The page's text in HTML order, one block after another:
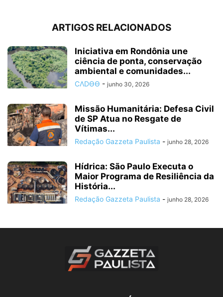
ARTIGOS RELACIONADOS
Iniciativa em Rondônia une
ciência de ponta, conservação
ambiental e comunidades...
CΛDӨӨ - junho 30, 2026
Missão Humanitária: Defesa Civil
de SP Atua no Resgate de
Vítimas...
Redação Gazzeta Paulista - junho 28, 2026
Hídrica: São Paulo Executa o
Maior Programa de Resiliência da
História...
Redação Gazzeta Paulista - junho 28, 2026